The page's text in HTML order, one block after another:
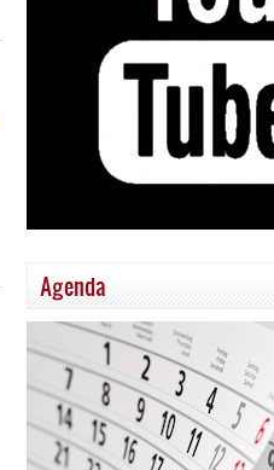
Agenda